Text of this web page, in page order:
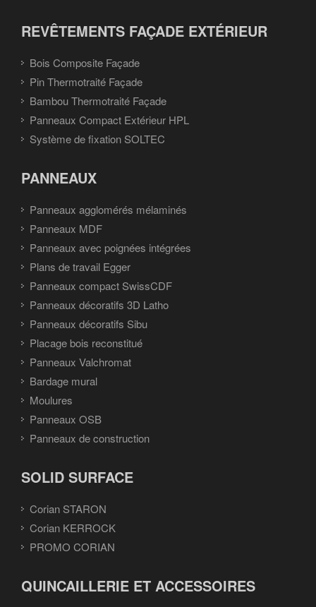
REVÊTEMENTS FAÇADE EXTÉRIEUR
Bois Composite Façade
Pin Thermotraité Façade
Bambou Thermotraité Façade
Panneaux Compact Extérieur HPL
Système de fixation SOLTEC
PANNEAUX
Panneaux agglomérés mélaminés
Panneaux MDF
Panneaux avec poignées intégrées
Plans de travail Egger
Panneaux compact SwissCDF
Panneaux décoratifs 3D Latho
Panneaux décoratifs Sibu
Placage bois reconstitué
Panneaux Valchromat
Bardage mural
Moulures
Panneaux OSB
Panneaux de construction
SOLID SURFACE
Corian STARON
Corian KERROCK
PROMO CORIAN
QUINCAILLERIE ET ACCESSOIRES